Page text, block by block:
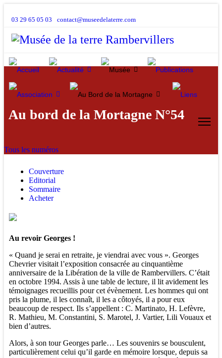
03 29 65 05 03 contact@museedelaterre.com
Au bord de la Mortagne N°54
Tous les numéros
Couverture
Editorial
Sommaire
Acheter
Au revoir Georges !
« Quand je serai en retraite, je viendrai avec vous ». Georges
Chevrier visitait l’exposition consacrée au cinquantième
anniversaire de la Libération de la ville de Rambervillers. C’était
en octobre 1994. Assis à une table de lecture, il lit avidement les
témoignages recueillis pour cet évènement. Les hommes qui ont
pris la plume, il les connaît, il les a côtoyés, il a pour eux
beaucoup de respect. Ils s’appellent : C. Martinato, H. Lefèvre,
R. Mathieu, M. Constantini, S. Marotel, J. Vartier, Lili Vouaux et
bien d’autres.
Alors, à son tour Georges parle… Les souvenirs se bousculent,
particulièrement celui qu’il garde en mémoire lorsque, depuis sa